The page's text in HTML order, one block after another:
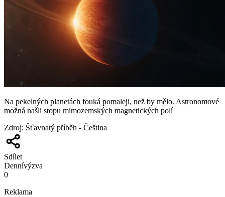
Na pekelných planetách fouká pomaleji, než by mělo. Astronomové
možná našli stopu mimozemských magnetických polí
Zdroj: Šťavnatý příběh - Čeština
Sdílet
Dennívýzva
0
Reklama